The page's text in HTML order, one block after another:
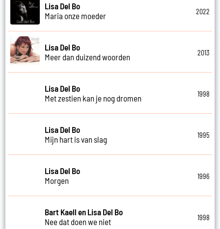
Lisa Del Bo
Maria onze moeder
2022
Lisa Del Bo
Meer dan duizend woorden
2013
Lisa Del Bo
Met zestien kan je nog dromen
1998
Lisa Del Bo
Mijn hart is van slag
1995
Lisa Del Bo
Morgen
1996
Bart Kaell en Lisa Del Bo
Nee dat doen we niet
1998